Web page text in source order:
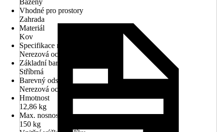
Bazény
Vhodné pro prostory
Zahrada
Materiál
Kov
Specifikace materiálu
Nerezová ocel
Základní barva
Stříbrná
Barevný odstín
Nerezová ocel
Hmotnost
12,86 kg
Max. nosnost
150 kg